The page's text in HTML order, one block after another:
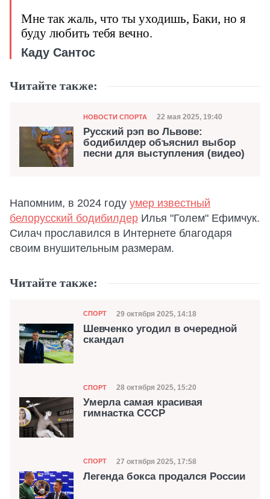
Мне так жаль, что ты уходишь, Баки, но я
буду любить тебя вечно.
Каду Сантос
Читайте также:
Категория
НОВОСТИ СПОРТА Дата публикации
22 мая 2025, 19:40
Русский рэп во Львове:
бодибилдер объяснил выбор
песни для выступления (видео)
Напомним, в 2024 году умер известный
белорусский бодибилдер Илья "Голем" Ефимчук.
Силач прославился в Интернете благодаря
своим внушительным размерам.
Читайте также:
Категория
СПОРТ Дата публикации
29 октября 2025, 14:18
Шевченко угодил в очередной
скандал
Категория
СПОРТ Дата публикации
28 октября 2025, 15:20
Умерла самая красивая
гимнастка СССР
Категория
СПОРТ Дата публикации
27 октября 2025, 17:58
Легенда бокса продался России